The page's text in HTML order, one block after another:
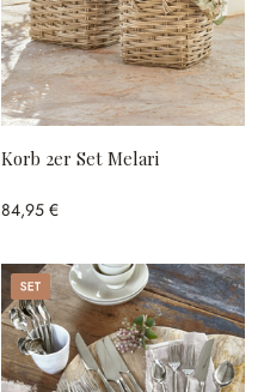
Korb 2er Set Melari
84,95 €
Set